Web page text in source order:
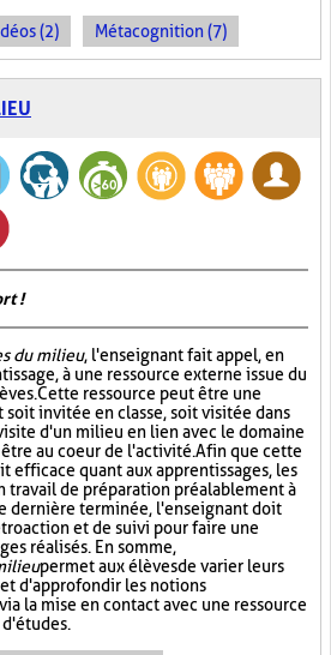
(2) Métacognition (7)
!
du milieu, l'enseignant fait appel, en
à une ressource externe issue du
Cette ressource peut être une
invitée en classe, soit visitée dans
d'un milieu en lien avec le domaine
au coeur de l'activité. Afin que cette
efficace quant aux apprentissages, les
travail de préparation préalablement à
dernière terminée, l'enseignant doit
et de suivi pour faire une
réalisés. En somme,
permet aux élèves de varier leurs
d'approfondir les notions
la mise en contact avec une ressource